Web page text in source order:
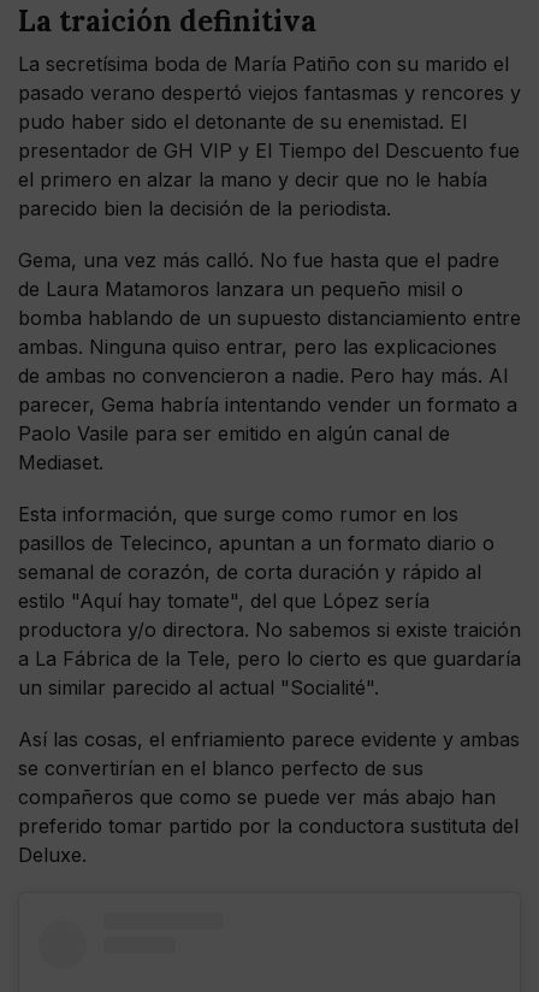
La traición definitiva
La secretísima boda de María Patiño con su marido el
pasado verano despertó viejos fantasmas y rencores y
pudo haber sido el detonante de su enemistad. El
presentador de GH VIP y El Tiempo del Descuento fue
el primero en alzar la mano y decir que no le había
parecido bien la decisión de la periodista.
Gema, una vez más calló. No fue hasta que el padre
de Laura Matamoros lanzara un pequeño misil o
bomba hablando de un supuesto distanciamiento entre
ambas. Ninguna quiso entrar, pero las explicaciones
de ambas no convencieron a nadie. Pero hay más. Al
parecer, Gema habría intentando vender un formato a
Paolo Vasile para ser emitido en algún canal de
Mediaset.
Esta información, que surge como rumor en los
pasillos de Telecinco, apuntan a un formato diario o
semanal de corazón, de corta duración y rápido al
estilo "Aquí hay tomate", del que López sería
productora y/o directora. No sabemos si existe traición
a La Fábrica de la Tele, pero lo cierto es que guardaría
un similar parecido al actual "Socialité".
Así las cosas, el enfriamiento parece evidente y ambas
se convertirían en el blanco perfecto de sus
compañeros que como se puede ver más abajo han
preferido tomar partido por la conductora sustituta del
Deluxe.